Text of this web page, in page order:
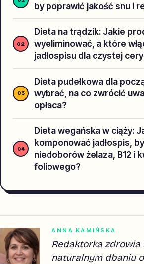
by poprawić jakość snu i
Dieta na trądzik: Jakie
wyeliminować, a które
jadłospisu dla czystej
Dieta pudełkowa dla
wybrać, na co zwrócić
opłaca?
Dieta wegańska w ciąży:
komponować jadłospis,
niedoborów żelaza, B12 i
foliowego?
ANNA KAMIŃSKA
Redaktorka zdrowia
naturalnym dbaniu